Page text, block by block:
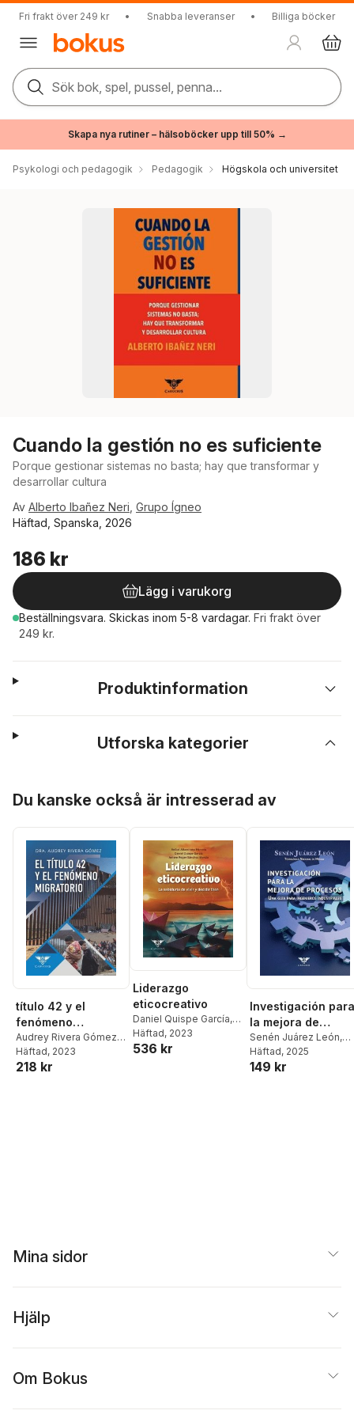
Fri frakt över 249 kr • Snabba leveranser • Billiga böcker
Sök bok, spel, pussel, penna...
Skapa nya rutiner – hälsoböcker upp till 50% →
Psykologi och pedagogik Pedagogik Högskola och universitet
Cuando la gestión no es suficiente
Porque gestionar sistemas no basta; hay que transformar y
desarrollar cultura
Av Alberto Ibañez Neri Grupo Ígneo
Häftad, Spanska, 2026
186 kr
Lägg i varukorg
Beställningsvara. Skickas inom 5-8 vardagar. Fri frakt över
249 kr.
Produktinformation
Utforska kategorier
Du kanske också är intresserad av
título 42 y el
fenómeno
migratorio
Audrey Rivera Gómez,
Grupo Ígneo
Häftad, 2023
218 kr
Liderazgo
eticocreativo
Daniel Quispe García,
Antero Roger Sánchez
Mendo,Grupo Ígneo
Häftad, 2023
536 kr
Investigación para
la mejora de
procesos
Senén Juárez León,
Grupo Ígneo
Häftad, 2025
149 kr
Mina sidor
Hjälp
Om Bokus